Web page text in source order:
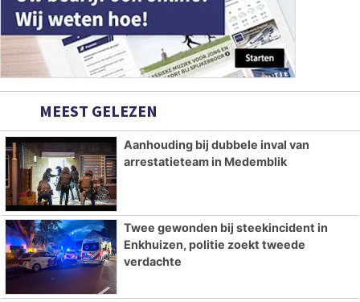
MEEST GELEZEN
Aanhouding bij dubbele inval van
arrestatieteam in Medemblik
Twee gewonden bij steekincident in
Enkhuizen, politie zoekt tweede
verdachte